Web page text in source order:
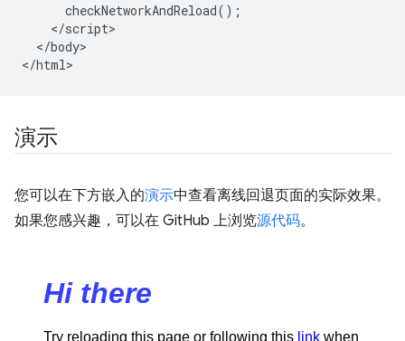
      checkNetworkAndReload();
    </script>
  </body>
演示
您可以在下方嵌入的演示中查看离线回退页面的实际效果。
如果您感兴趣，可以在 GitHub 上浏览源代码。